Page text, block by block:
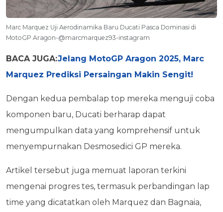
Marc Marquez Uji Aerodinamika Baru Ducati Pasca Dominasi di
MotoGP Aragon-@marcmarquez93-instagram
BACA JUGA:Jelang MotoGP Aragon 2025, Marc
Marquez Prediksi Persaingan Makin Sengit!
Dengan kedua pembalap top mereka menguji coba
komponen baru, Ducati berharap dapat
mengumpulkan data yang komprehensif untuk
menyempurnakan Desmosedici GP mereka.
Artikel tersebut juga memuat laporan terkini
mengenai progres tes, termasuk perbandingan lap
time yang dicatatkan oleh Marquez dan Bagnaia,